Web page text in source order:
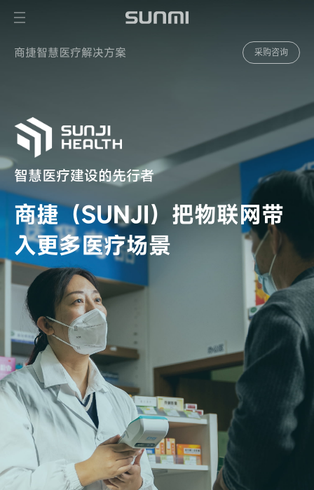
商捷智慧医疗解决方案 采购咨询
智慧医疗建设的先行者
商捷（SUNJI）把物联网带
入更多医疗场景